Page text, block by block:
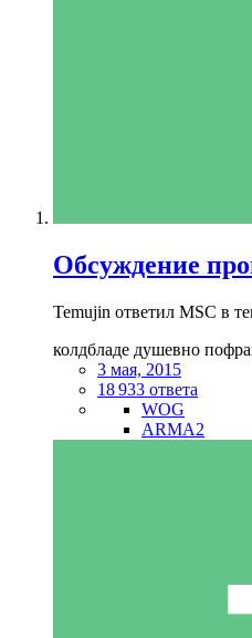
Обсуждение
Temujin ответил MSC в
колдбладе душевно
3 мая, 2015
18 933 ответа
WOG
ARMA2